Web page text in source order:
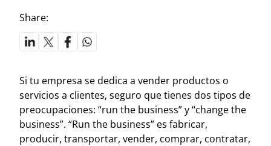
Share:
Si tu empresa se dedica a vender productos o
servicios a clientes, seguro que tienes dos tipos de
preocupaciones: “run the business” y “change the
business”. “Run the business” es fabricar,
producir, transportar, vender, comprar, contratar,